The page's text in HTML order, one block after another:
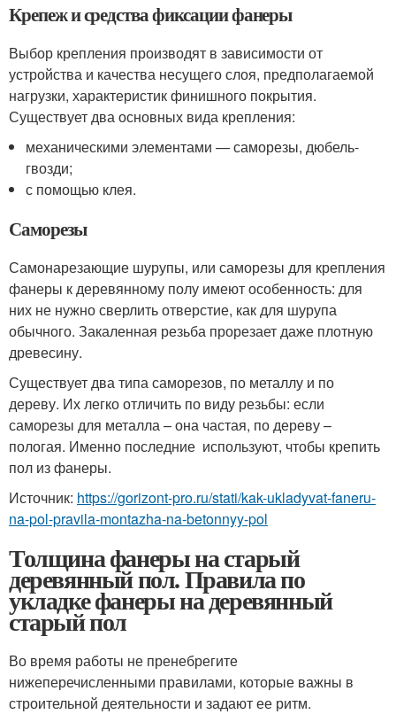
Крепеж и средства фиксации фанеры
Выбор крепления производят в зависимости от
устройства и качества несущего слоя, предполагаемой
нагрузки, характеристик финишного покрытия.
Существует два основных вида крепления:
механическими элементами — саморезы, дюбель-
гвозди;
с помощью клея.
Саморезы
Самонарезающие шурупы, или саморезы для крепления
фанеры к деревянному полу имеют особенность: для
них не нужно сверлить отверстие, как для шурупа
обычного. Закаленная резьба прорезает даже плотную
древесину.
Существует два типа саморезов, по металлу и по
дереву. Их легко отличить по виду резьбы: если
саморезы для металла – она частая, по дереву –
пологая. Именно последние используют, чтобы крепить
пол из фанеры.
Источник: https://gorizont-pro.ru/stati/kak-ukladyvat-faneru-
na-pol-pravila-montazha-na-betonnyy-pol
Толщина фанеры на старый
деревянный пол. Правила по
укладке фанеры на деревянный
старый пол
Во время работы не пренебрегите
нижеперечисленными правилами, которые важны в
строительной деятельности и задают ее ритм.